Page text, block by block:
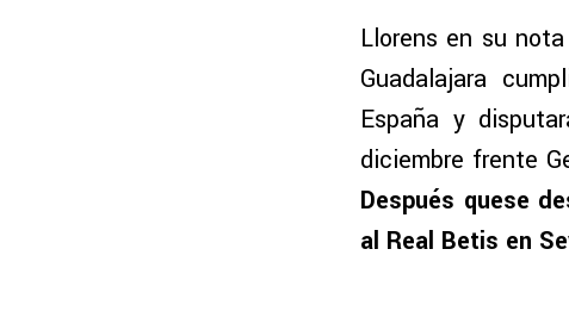
Llorens en su
Guadalajara
España y
diciembre frente
Después quese
al Real Betis en